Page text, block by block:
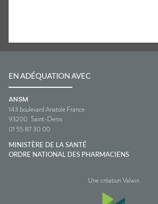
EN ADÉQUATION AVEC
ANSM
143 boulevard Anatole France
93200 Saint-Denis
01 55 87 30 00
MINISTÈRE DE LA SANTÉ
ORDRE NATIONAL DES PHARMACIENS
Une création Valwin